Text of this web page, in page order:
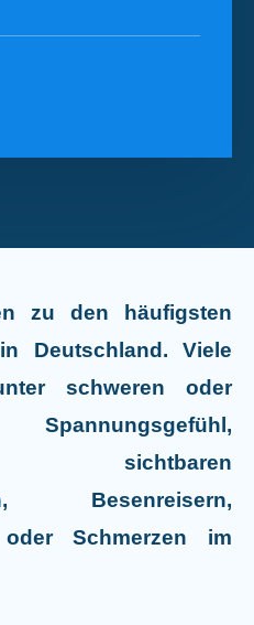
zu den häufigsten
Deutschland. Viele
schweren oder
sichtbaren
Besenreisern,
oder Schmerzen im